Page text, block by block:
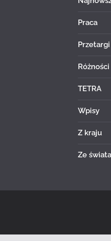
Praca
Przetargi
Różności
TETRA
Wpisy
Z kraju
Ze świata